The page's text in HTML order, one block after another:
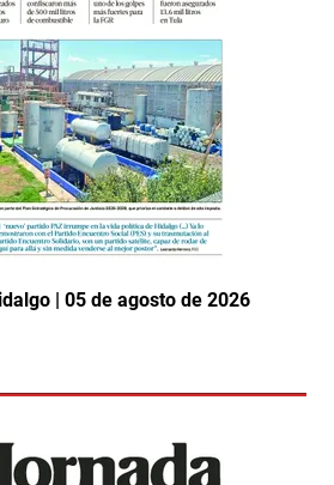
| 05 de agosto de 2026